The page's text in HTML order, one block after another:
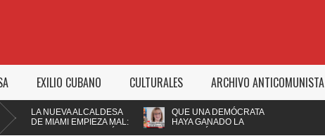
EXILIO CUBANO CULTURALES ARCHIVO ANTICOMUNISTA
LA NUEVA ALCALDESA
DE MIAMI EMPIEZA MAL:
A LA POLICÍA
QUE UNA DEMÓCRATA
HAYA GANADO LA